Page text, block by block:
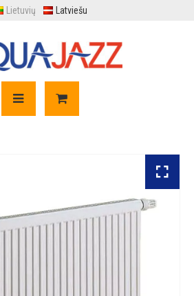
Lietuvių Latviešu